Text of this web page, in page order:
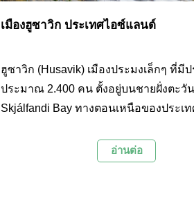
เมืองฮูซาวิก ประเทศไอซ์แลนด์
ฮูซาวิก (Husavik) เมืองประมงเล็กๆ ที่มี
ประมาณ 2.400 คน ตั้งอยู่บนชายฝั่งตะวั
Skjálfandi Bay ทางตอนเหนือของประเ
ความสูงราว 1100 เมตร ภูมิประเทศที่น่า
ให้ฮูซาวิกเป็นหนึ่งในเมืองที่สวยที่สุดในไ
อ่านต่อ